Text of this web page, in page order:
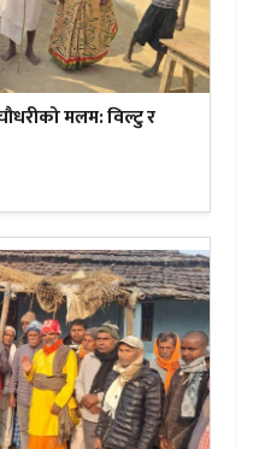
मलम: विल्टु र